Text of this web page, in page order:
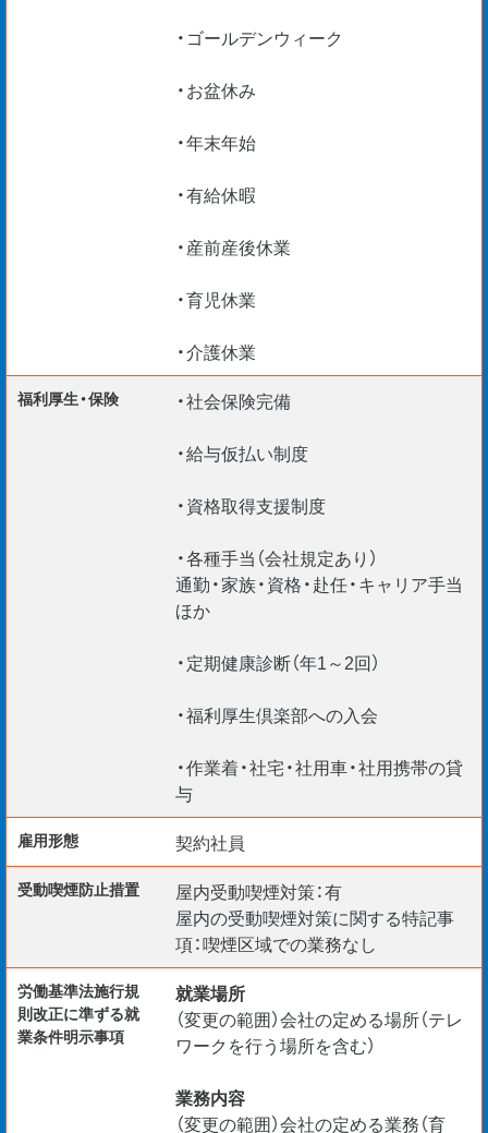
・ゴールデンウィーク
・お盆休み
・年末年始
・有給休暇
・産前産後休業
・育児休業
・介護休業
福利厚生・保険
・社会保険完備
・給与仮払い制度
・資格取得支援制度
・各種手当（会社規定あり）
通勤・家族・資格・赴任・キャリア手当
ほか
・定期健康診断（年1～2回）
・福利厚生倶楽部への入会
・作業着・社宅・社用車・社用携帯の貸
与
雇用形態 契約社員
受動喫煙防⽌措置
屋内受動喫煙対策：有
屋内の受動喫煙対策に関する特記事
項：喫煙区域での業務なし
労働基準法施行規
則改正に準ずる就
業条件明示事項
就業場所
（変更の範囲）会社の定める場所（テレ
ワークを行う場所を含む）
業務内容
（変更の範囲）会社の定める業務（育